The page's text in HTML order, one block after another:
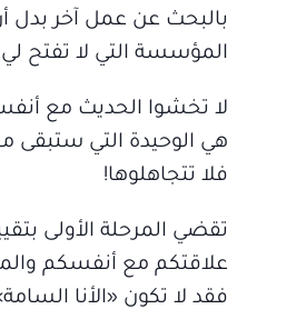
بالبحث عن عمل آخر بدل
المؤسسة التي لا تفتح
لا تخشوا الحديث مع
هي الوحيدة التي ستبقى
فلا تتجاهلوها!
تقضي المرحلة الأولى
علاقتكم مع أنفسكم
فقد لا تكون «الأنا